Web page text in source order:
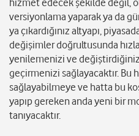
versiyonlama yaparak ya da
ya çıkardığınız altyapı,
değişimler doğrultusunda
yenilemenizi ve
geçirmenizi sağlayacaktır. Bu
sağlayabilmeye ve hatta bu
yapıp gereken anda yeni bir
tanıyacaktır.